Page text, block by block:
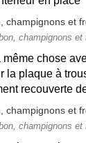
champignons et
même chose
la plaque à
recouverte
champignons et